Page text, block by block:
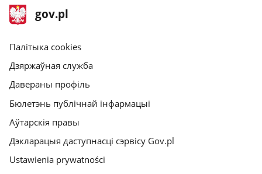
stopka
gov.pl
Галоўная
gov.pl
gov.pl
Палітыка cookies
Дзяржаўная служба
Давераны профіль
Бюлетэнь публічнай інфармацыі
Аўтарскія правы
Дэкларацыя даступнасці сэрвісу Gov.pl
Ustawienia prywatności